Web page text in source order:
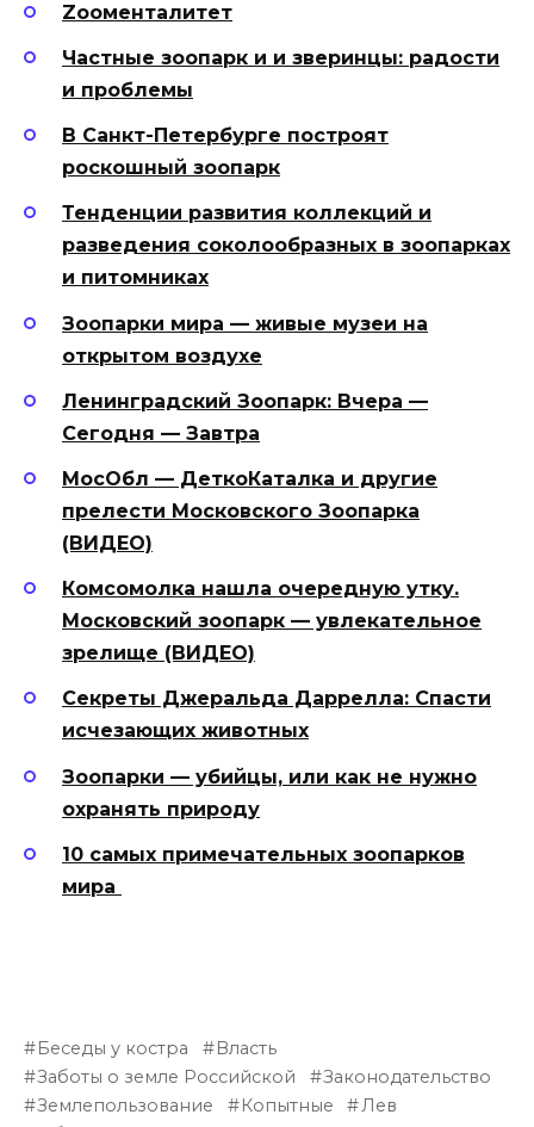
Zooменталитет
Частные зоопарк и и зверинцы: радости
и проблемы
В Санкт-Петербурге построят
роскошный зоопарк
Тенденции развития коллекций и
разведения соколообразных в зоопарках
и питомниках
Зоопарки мира — живые музеи на
открытом воздухе
Ленинградский Зоопарк: Вчера —
Сегодня — Завтра
МосОбл — ДеткоКаталка и другие
прелести Московского Зоопарка
(ВИДЕО)
Комсомолка нашла очередную утку.
Московский зоопарк — увлекательное
зрелище (ВИДЕО)
Секреты Джеральда Даррелла: Спасти
исчезающих животных
Зоопарки — убийцы, или как не нужно
охранять природу
10 самых примечательных зоопарков
мира
Беседы у костра
Власть
Заботы о земле Российской
Законодательство
Землепользование
Копытные
Лев